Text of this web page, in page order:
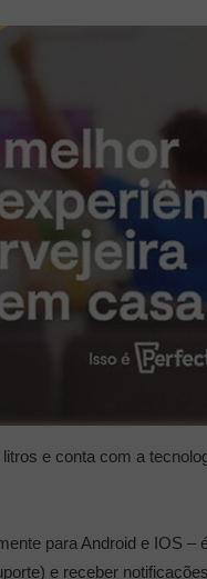
e conta com a
para Android e IOS
e receber